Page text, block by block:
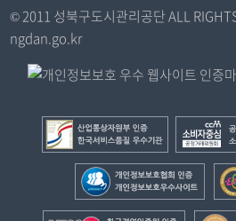
© 2011 성북구도시관리공단 ALL
ngdan.go.kr
산
업
통
상
자
개
인